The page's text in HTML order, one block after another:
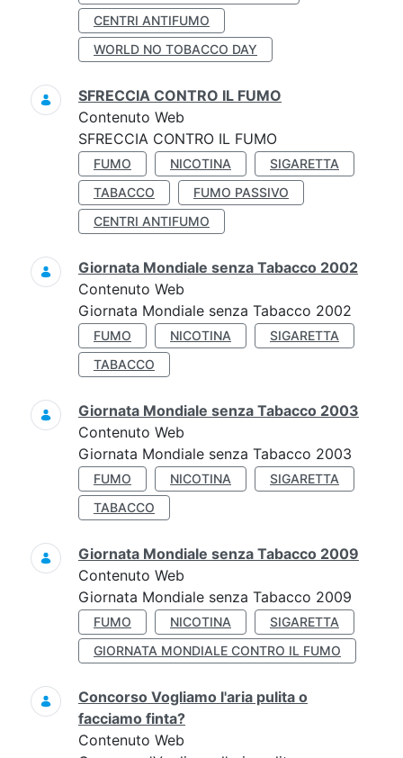
CENTRI ANTIFUMO
WORLD NO TOBACCO DAY
SFRECCIA CONTRO IL FUMO
Contenuto Web
SFRECCIA CONTRO IL FUMO
FUMO NICOTINA
SIGARETTA
TABACCO
FUMO PASSIVO
CENTRI ANTIFUMO
Giornata Mondiale senza Tabacco 2002
Contenuto Web
Giornata Mondiale senza Tabacco 2002
FUMO NICOTINA
SIGARETTA
TABACCO
Giornata Mondiale senza Tabacco 2003
Contenuto Web
Giornata Mondiale senza Tabacco 2003
FUMO NICOTINA
SIGARETTA
TABACCO
Giornata Mondiale senza Tabacco 2009
Contenuto Web
Giornata Mondiale senza Tabacco 2009
FUMO NICOTINA
SIGARETTA
GIORNATA MONDIALE CONTRO IL FUMO
Concorso Vogliamo l'aria pulita o
facciamo finta?
Contenuto Web